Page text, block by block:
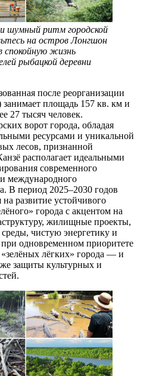
шумный ритм городской
на остров Лонгшон
спокойную жизнь
рыбацкой деревни
после реорганизации
занимает площадь 157 кв. км и
27 тысяч человек.
ворот города, обладая
ресурсами и уникальной
лесов, признанной
располагает идеальными
современного
международного
В период 2025–2030 годов
развитие устойчивого
города с акцентом на
жилищные проекты,
чистую энергетику и
одновременном приоритете
лёгких» города — и
защиты культурных и